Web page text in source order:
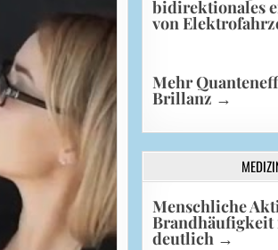
bidirektionales
von
Mehr
Brillanz →
Menschliche
deutlich →